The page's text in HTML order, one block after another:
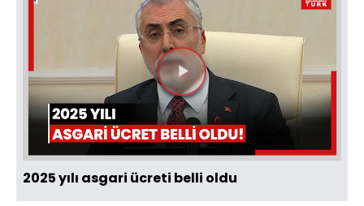
Videoyu
Oynat
2025 yılı asgari ücreti belli oldu